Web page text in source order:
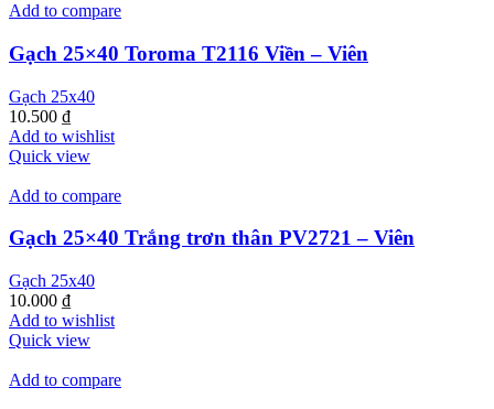
Add to compare
Gạch 25×40 Toroma T2116 Viền – Viên
Gạch 25x40
10.500 ₫
Add to wishlist
Quick view
Add to compare
Gạch 25×40 Trắng trơn thân PV2721 – Viên
Gạch 25x40
10.000 ₫
Add to wishlist
Quick view
Add to compare